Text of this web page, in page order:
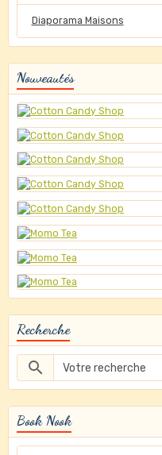
Diaporama Maisons
Nouveautés
Recherche
Book Nook